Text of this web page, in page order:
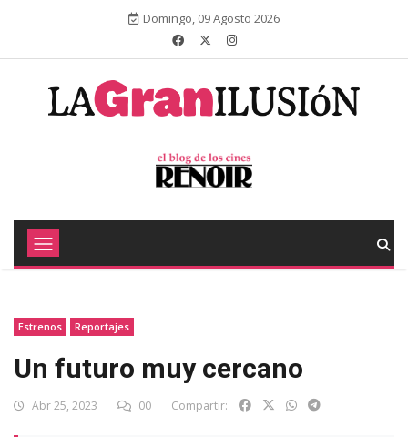
Domingo, 09 Agosto 2026
Estrenos Reportajes
Un futuro muy cercano
Abr 25, 2023 00 Compartir: